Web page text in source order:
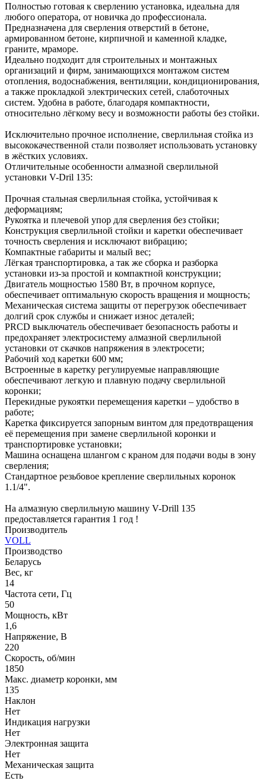
Полностью готовая к сверлению установка, идеальна для
любого оператора, от новичка до профессионала.
Предназначена для сверления отверстий в бетоне,
армированном бетоне, кирпичной и каменной кладке,
граните, мраморе.
Идеально подходит для строительных и монтажных
организаций и фирм, занимающихся монтажом систем
отопления, водоснабжения, вентиляции, кондиционирования,
а также прокладкой электрических сетей, слаботочных
систем. Удобна в работе, благодаря компактности,
относительно лёгкому весу и возможности работы без стойки.
Исключительно прочное исполнение, сверлильная стойка из
высококачественной стали позволяет использовать установку
в жёстких условиях.
Отличительные особенности алмазной сверлильной
установки V-Dril 135:
Прочная стальная сверлильная стойка, устойчивая к
деформациям;
Рукоятка и плечевой упор для сверления без стойки;
Конструкция сверлильной стойки и каретки обеспечивает
точность сверления и исключают вибрацию;
Компактные габариты и малый вес;
Лёгкая транспортировка, а так же сборка и разборка
установки из-за простой и компактной конструкции;
Двигатель мощностью 1580 Вт, в прочном корпусе,
обеспечивает оптимальную скорость вращения и мощность;
Механическая система защиты от перегрузок обеспечивает
долгий срок службы и снижает износ деталей;
PRCD выключатель обеспечивает безопасность работы и
предохраняет электросистему алмазной сверлильной
установки от скачков напряжения в электросети;
Рабочий ход каретки 600 мм;
Встроенные в каретку регулируемые направляющие
обеспечивают легкую и плавную подачу сверлильной
коронки;
Перекидные рукоятки перемещения каретки – удобство в
работе;
Каретка фиксируется запорным винтом для предотвращения
её перемещения при замене сверлильной коронки и
транспортировке установки;
Машина оснащена шлангом с краном для подачи воды в зону
сверления;
Стандартное резьбовое крепление сверлильных коронок
1.1/4".
На алмазную сверлильную машину V-Drill 135
предоставляется гарантия 1 год !
Производитель
VOLL
Производство
Беларусь
Вес, кг
14
Частота сети, Гц
50
Мощность, кВт
1,6
Напряжение, В
220
Скорость, об/мин
1850
Макс. диаметр коронки, мм
135
Наклон
Нет
Индикация нагрузки
Нет
Электронная защита
Нет
Механическая защита
Есть